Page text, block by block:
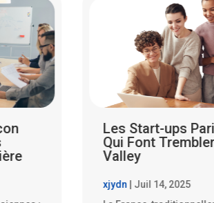
Quand les PME
partent à
Lune : rêve fou ou
xjydn
Juil 14, 2025